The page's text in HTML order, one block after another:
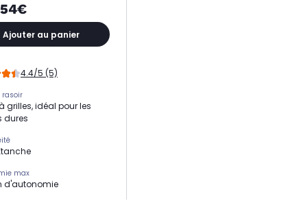
Ajouter au panier
4.4/5 (5)
rasoir
grilles, idéal pour les
dures
max
d'autonomie